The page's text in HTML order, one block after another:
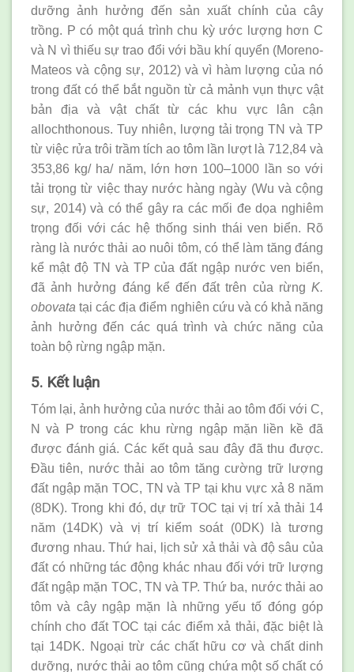
dưỡng ảnh hưởng đến sản xuất chính của cây
trồng. P có một quá trình chu kỳ ước lượng hơn C
và N vì thiếu sự trao đổi với bầu khí quyển (Moreno-
Mateos và cộng sự, 2012) và vì hàm lượng của nó
trong đất có thể bắt nguồn từ cả mảnh vụn thực vật
bản địa và vật chất từ các khu vực lân cận
allochthonous. Tuy nhiên, lượng tải trọng TN và TP
từ việc rửa trôi trầm tích ao tôm lần lượt là 712,84 và
353,86 kg/ ha/ năm, lớn hơn 100–1000 lần so với
tải trọng từ việc thay nước hàng ngày (Wu và cộng
sự, 2014) và có thể gây ra các mối đe dọa nghiêm
trọng đối với các hệ thống sinh thái ven biển. Rõ
ràng là nước thải ao nuôi tôm, có thể làm tăng đáng
kể mật độ TN và TP của đất ngập nước ven biển,
đã ảnh hưởng đáng kể đến đất trên của rừng K.
obovata tại các địa điểm nghiên cứu và có khả năng
ảnh hưởng đến các quá trình và chức năng của
toàn bộ rừng ngập mặn.
5. Kết luận
Tóm lại, ảnh hưởng của nước thải ao tôm đối với C,
N và P trong các khu rừng ngập mặn liền kề đã
được đánh giá. Các kết quả sau đây đã thu được.
Đầu tiên, nước thải ao tôm tăng cường trữ lượng
đất ngập mặn TOC, TN và TP tại khu vực xả 8 năm
(8DK). Trong khi đó, dự trữ TOC tại vị trí xả thải 14
năm (14DK) và vị trí kiểm soát (0DK) là tương
đương nhau. Thứ hai, lịch sử xả thải và độ sâu của
đất có những tác động khác nhau đối với trữ lượng
đất ngập mặn TOC, TN và TP. Thứ ba, nước thải ao
tôm và cây ngập mặn là những yếu tố đóng góp
chính cho đất TOC tại các điểm xả thải, đặc biệt là
tại 14DK. Ngoại trừ các chất hữu cơ và chất dinh
dưỡng, nước thải ao tôm cũng chứa một số chất có